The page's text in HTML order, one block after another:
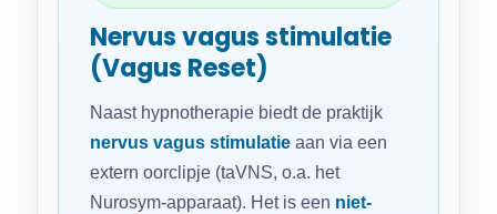
Nervus vagus stimulatie
(Vagus Reset)
Naast hypnotherapie biedt de praktijk
nervus vagus stimulatie aan via een
extern oorclipje (taVNS, o.a. het
Nurosym-apparaat). Het is een niet-